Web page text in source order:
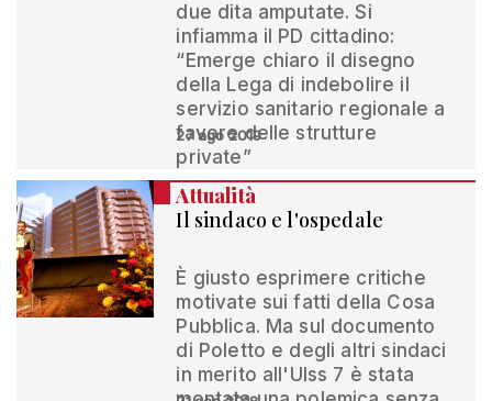
due dita amputate. Si
infiamma il PD cittadino:
“Emerge chiaro il disegno
della Lega di indebolire il
servizio sanitario regionale a
favore delle strutture
private”
27 ago 2019
Attualità
Il sindaco e l'ospedale
È giusto esprimere critiche
motivate sui fatti della Cosa
Pubblica. Ma sul documento
di Poletto e degli altri sindaci
in merito all'Ulss 7 è stata